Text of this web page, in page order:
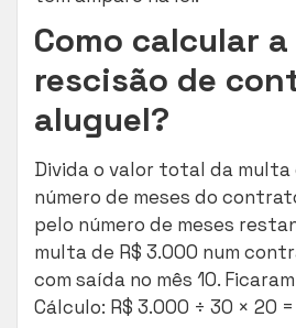
Como calcular
rescisão de
aluguel?
Divida o valor total da
número de meses do
pelo número de meses
multa de R$ 3.000 num
com saída no mês 10.
Cálculo: R$ 3.000 ÷ 30 × 20